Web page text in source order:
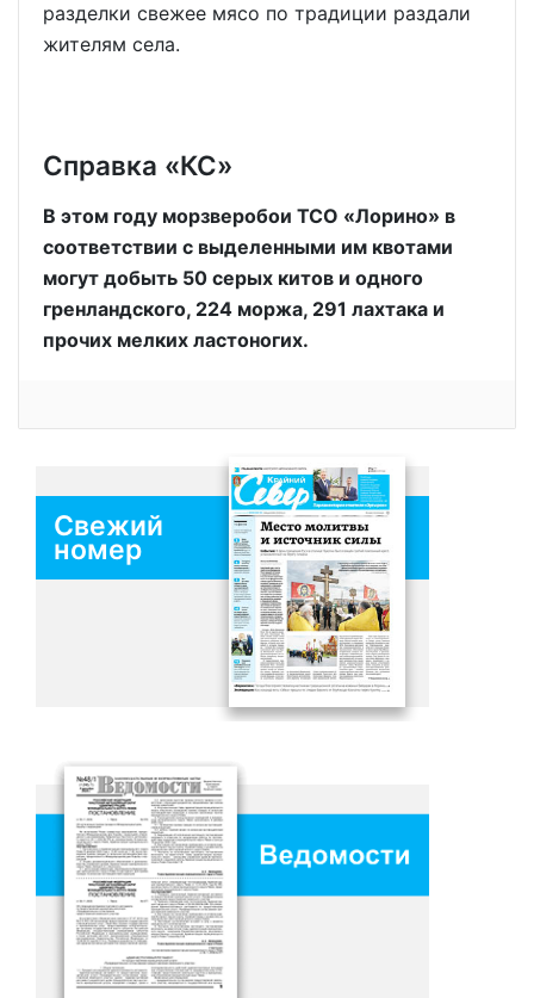
разделки свежее мясо по традиции раздали
жителям села.
Справка «КС»
В этом году морзверобои ТСО «Лорино» в
соответствии с выделенными им квотами
могут добыть 50 серых китов и одного
гренландского, 224 моржа, 291 лахтака и
прочих мелких ластоногих.
Свежий
номер